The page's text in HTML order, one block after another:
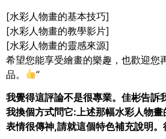
[水彩人物畫的基本技巧]
[水彩人物畫的教學影片]
[水彩人物畫的靈感來源]
希望您能享受繪畫的樂趣，也歡迎您
品。
”
我覺得這評論不是很專業。佳彬告訴
我換個方式問它:上述那幅水彩人物
表情很傳神,請就這個特色補充說明